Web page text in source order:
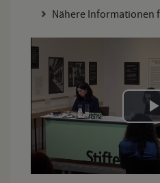
Nähere Informationen